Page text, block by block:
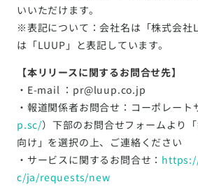
いいただけます。
※表記について：会社名は「株式会社
は「LUUP」と表記しています。
【本リリースに関するお問合せ先】
・E-mail ：pr@luup.co.jp
・報道関係者お問合せ：コーポレート
p.sc/）下部のお問合せフォームより
向け」を選択の上、ご連絡ください
・サービスに関するお問合せ：
c/ja/requests/new